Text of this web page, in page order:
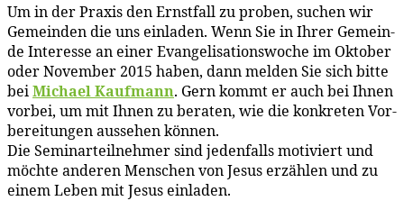
Um in der Pra­xis den Ernst­fall zu pro­ben, su­chen wir
Ge­mein­den die uns ein­la­den. Wenn Sie in Ih­rer Ge­mein­
de In­ter­es­se an ei­ner Evan­ge­li­sa­ti­ons­wo­che im Ok­to­ber
oder No­vem­ber 2015 ha­ben, dann mel­den Sie sich bit­te
beiMi­cha­el Kauf­mann. Gern kommt er auch bei Ih­nen
vor­bei, um mit Ih­nen zu be­ra­ten, wie die kon­kre­ten Vor­
be­rei­tun­gen aus­se­hen können.
Die Se­mi­nar­teil­neh­mer sind je­den­falls mo­ti­viert und
möch­te an­de­ren Men­schen von Je­sus er­zäh­len und zu
ei­nem Le­ben mit Je­sus einladen.